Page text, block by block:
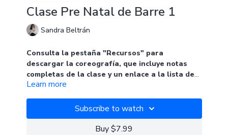
Clase Pre Natal de Barre 1
Sandra Beltrán
Consulta la pestaña "Recursos" para
descargar la coreografía, que incluye notas
completas de la clase y un enlace a la lista de
reproducción de la clase.
participantes prenatales. Si bien la mayor parte de lo
que enseñamos en las clases de barra es seguro
para las futuras mamás, algunas posiciones y
Learn more
Subscribe to watch
Buy $7.99